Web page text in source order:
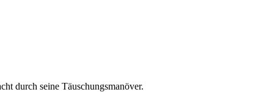
durch seine Täuschungsmanöver.